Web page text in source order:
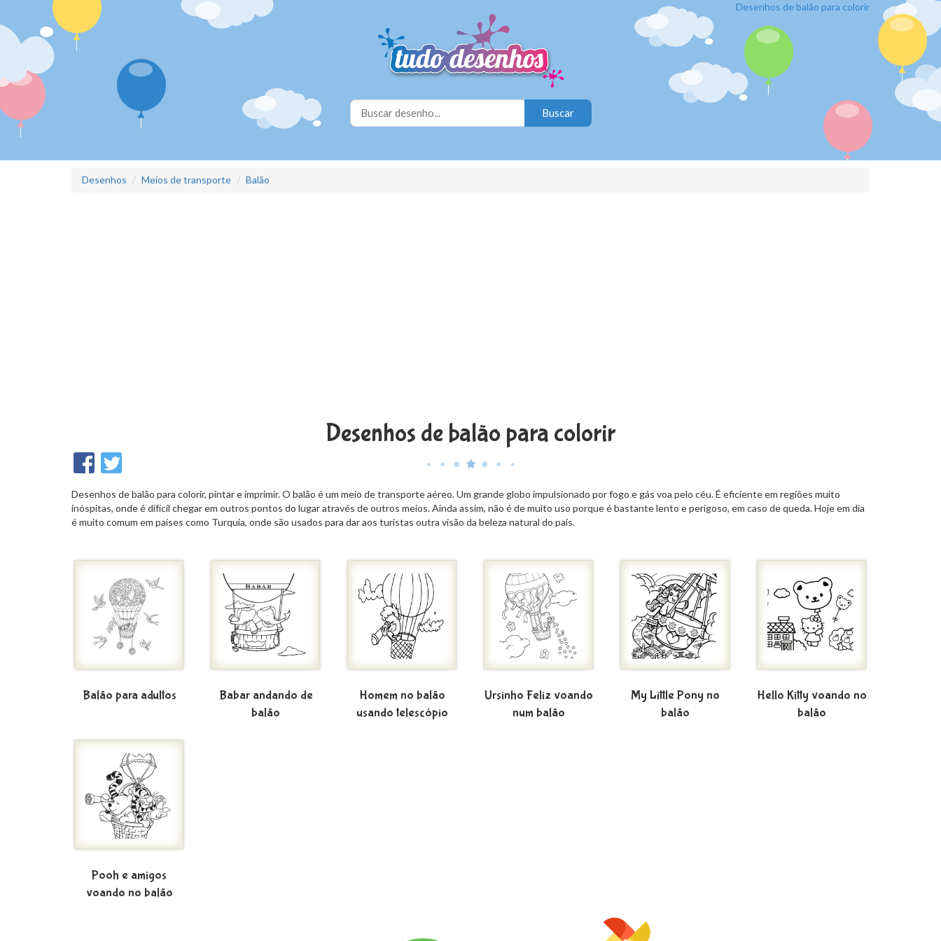
Desenhos de balão para colorir
Desenhos Meios de transporte Balão
Desenhos de balão para colorir
Desenhos de balão para colorir, pintar e imprimir. O balão é um meio de transporte aéreo. Um grande globo impulsionado por fogo e gás voa pelo céu. É eficiente em regiões muito
inóspitas, onde é difícil chegar em outros pontos do lugar através de outros meios. Ainda assim, não é de muito uso porque é bastante lento e perigoso, em caso de queda. Hoje em dia
é muito comum em países como Turquia, onde são usados para dar aos turistas outra visão da beleza natural do país.
Balão para adultos
Babar andando de
balão
Homem no balão
usando telescópio
Ursinho Feliz voando
num balão
My Little Pony no
balão
Hello Kitty voando no
balão
Pooh e amigos
voando no balão